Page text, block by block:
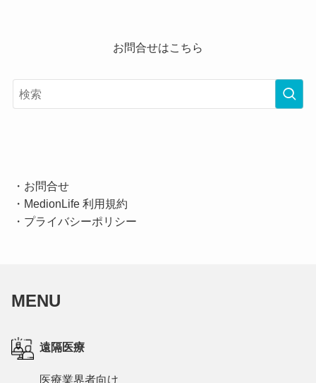
お問合せはこちら
・ お問合せ
・ MedionLife 利用規約
・ プライバシーポリシー
MENU
遠隔医療
医療業界者向け